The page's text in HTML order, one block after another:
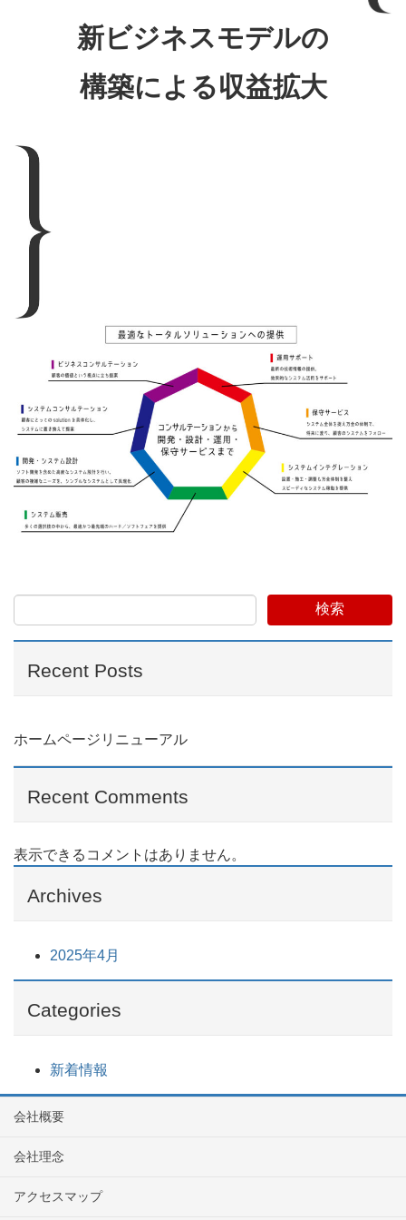
新ビジネスモデルの
構築による収益拡大
検索
Recent Posts
ホームページリニューアル
Recent Comments
表示できるコメントはありません。
Archives
2025年4月
Categories
新着情報
会社概要
会社理念
アクセスマップ